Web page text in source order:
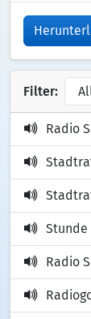
Filter:
Radio
Stunde
Radio